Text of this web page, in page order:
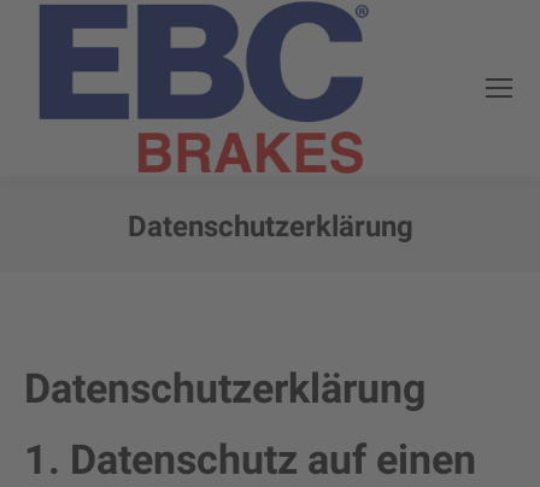
Datenschutzerklärung
Datenschutz­erklärung
1. Datenschutz auf einen